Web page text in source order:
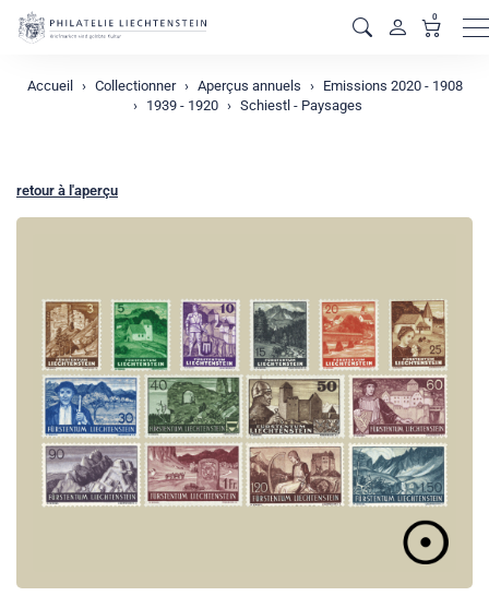
0
Accueil Collectionner Aperçus annuels
Emissions 2020 - 1908
1939 - 1920
Schiestl - Paysages
retour à l'aperçu